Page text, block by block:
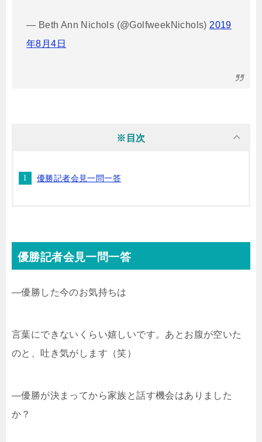
— Beth Ann Nichols (@GolfweekNichols) 2019
年8月4日
※目次
優勝記者会見一問一答
優勝記者会見一問一答
―優勝した今のお気持ちは
言葉にできないくらい嬉しいです。あとお腹が空いた
のと、吐き気がします（笑）
―優勝が決まってから家族と話す機会はありました
か？